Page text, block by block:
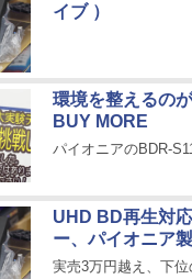
イブ ）
環境を整えるの
BUY MORE
パイオニアのBDR-
UHD BD再生対
ー、パイオニア製
実売3万円越え、下